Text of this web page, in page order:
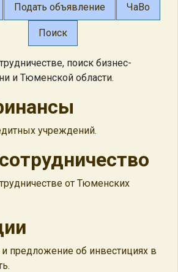
Подать объявление ЧаВо
Поиск
поиск бизнес-
и Тюменской области.
учреждений.
от Тюменских
предложение об инвестициях в